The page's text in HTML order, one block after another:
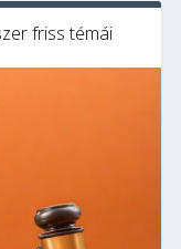
friss témái